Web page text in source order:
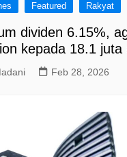
Featured Rakyat
dividen 6.15%,
kepada 18.1 juta
Feb 28, 2026